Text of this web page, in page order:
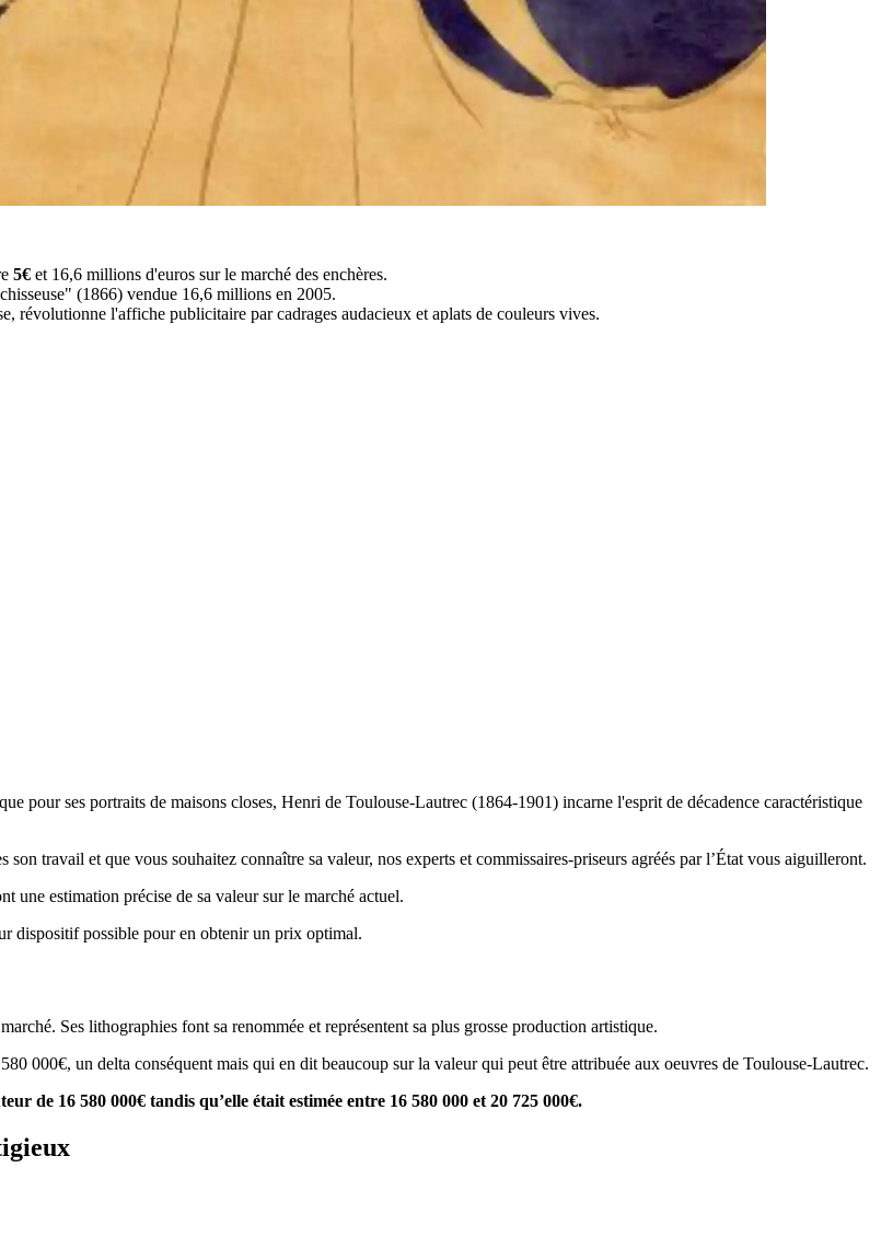
5€ et 16,6 millions d'euros sur le marché des enchères.
(1866) vendue 16,6 millions en 2005.
révolutionne l'affiche publicitaire par cadrages audacieux et aplats de couleurs vives.
pour ses portraits de maisons closes, Henri de Toulouse-Lautrec (1864-1901) incarne l'esprit de décadence caractéristique
travail et que vous souhaitez connaître sa valeur, nos experts et commissaires-priseurs agréés par l’État vous aiguilleront.
une estimation précise de sa valeur sur le marché actuel.
dispositif possible pour en obtenir un prix optimal.
Ses lithographies font sa renommée et représentent sa plus grosse production artistique.
000€, un delta conséquent mais qui en dit beaucoup sur la valeur qui peut être attribuée aux oeuvres de Toulouse-Lautrec.
de 16 580 000€ tandis qu’elle était estimée entre 16 580 000 et 20 725 000€.